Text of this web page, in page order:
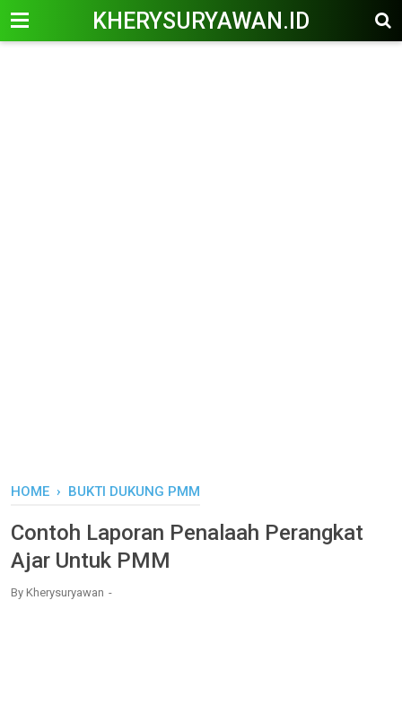
KHERYSURYAWAN.ID
HOME › BUKTI DUKUNG PMM
Contoh Laporan Penalaah Perangkat
Ajar Untuk PMM
By Kherysuryawan